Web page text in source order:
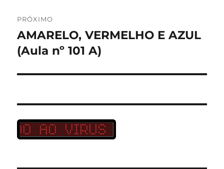
PRÓXIMO
Próximo
post:
AMARELO, VERMELHO E AZUL
(Aula nº 101 A)